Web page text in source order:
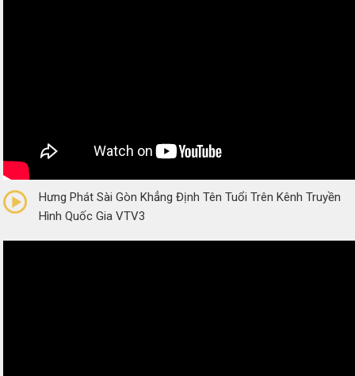
(0 Reviews)
Hưng Phát Sài Gòn Khẳng Định Tên Tuổi Trên Kênh Truyền
Hình Quốc Gia VTV3